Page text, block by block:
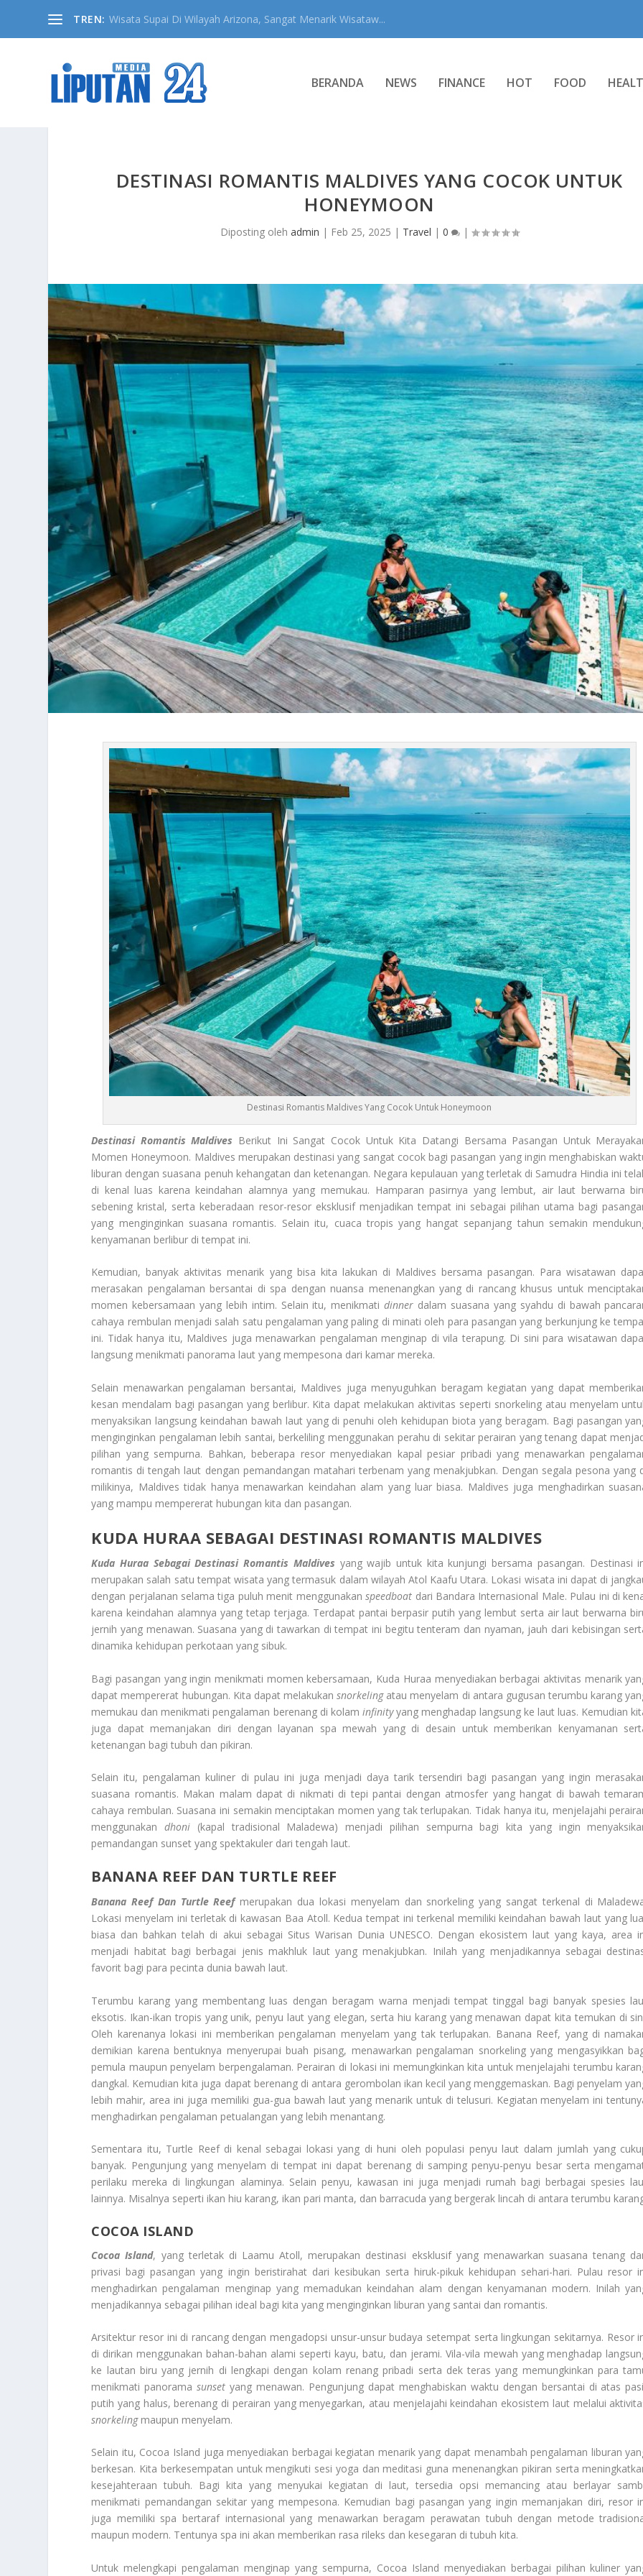
TREN: Wisata Supai Di Wilayah Arizona, Sangat Menarik Wisataw...
BERANDA NEWS FINANCE HOT FOOD
DESTINASI ROMANTIS MALDIVES YANG COCOK UNTUK
HONEYMOON
Diposting oleh admin | Feb 25, 2025 | Travel | 0 |
Destinasi Romantis Maldives Yang Cocok Untuk Honeymoon
Destinasi Romantis Maldives Berikut Ini Sangat Cocok Untuk Kita Datangi Bersama Pasangan Untuk
Momen Honeymoon. Maldives merupakan destinasi yang sangat cocok bagi pasangan yang ingin menghabiskan
liburan dengan suasana penuh kehangatan dan ketenangan. Negara kepulauan yang terletak di Samudra Hindia ini
di kenal luas karena keindahan alamnya yang memukau. Hamparan pasirnya yang lembut, air laut berwarna
sebening kristal, serta keberadaan resor-resor eksklusif menjadikan tempat ini sebagai pilihan utama bagi
yang menginginkan suasana romantis. Selain itu, cuaca tropis yang hangat sepanjang tahun semakin
kenyamanan berlibur di tempat ini.
Kemudian, banyak aktivitas menarik yang bisa kita lakukan di Maldives bersama pasangan. Para wisatawan
merasakan pengalaman bersantai di spa dengan nuansa menenangkan yang di rancang khusus untuk
momen kebersamaan yang lebih intim. Selain itu, menikmatidinner dalam suasana yang syahdu di bawah
cahaya rembulan menjadi salah satu pengalaman yang paling di minati oleh para pasangan yang berkunjung ke
ini. Tidak hanya itu, Maldives juga menawarkan pengalaman menginap di vila terapung. Di sini para wisatawan
langsung menikmati panorama laut yang mempesona dari kamar mereka.
Selain menawarkan pengalaman bersantai, Maldives juga menyuguhkan beragam kegiatan yang dapat
kesan mendalam bagi pasangan yang berlibur. Kita dapat melakukan aktivitas seperti snorkeling atau menyelam
menyaksikan langsung keindahan bawah laut yang di penuhi oleh kehidupan biota yang beragam. Bagi pasangan
menginginkan pengalaman lebih santai, berkeliling menggunakan perahu di sekitar perairan yang tenang dapat
pilihan yang sempurna. Bahkan, beberapa resor menyediakan kapal pesiar pribadi yang menawarkan
romantis di tengah laut dengan pemandangan matahari terbenam yang menakjubkan. Dengan segala pesona yang
milikinya, Maldives tidak hanya menawarkan keindahan alam yang luar biasa. Maldives juga menghadirkan
yang mampu mempererat hubungan kita dan pasangan.
KUDA HURAA SEBAGAI DESTINASI ROMANTIS MALDIVES
Kuda Huraa Sebagai Destinasi Romantis Maldives yang wajib untuk kita kunjungi bersama pasangan. Destinasi
merupakan salah satu tempat wisata yang termasuk dalam wilayah Atol Kaafu Utara. Lokasi wisata ini dapat di
dengan perjalanan selama tiga puluh menit menggunakanspeedboat dari Bandara Internasional Male. Pulau ini di
karena keindahan alamnya yang tetap terjaga. Terdapat pantai berpasir putih yang lembut serta air laut berwarna
jernih yang menawan. Suasana yang di tawarkan di tempat ini begitu tenteram dan nyaman, jauh dari kebisingan
dinamika kehidupan perkotaan yang sibuk.
Bagi pasangan yang ingin menikmati momen kebersamaan, Kuda Huraa menyediakan berbagai aktivitas menarik
dapat mempererat hubungan. Kita dapat melakukansnorkelingatau menyelam di antara gugusan terumbu karang
memukau dan menikmati pengalaman berenang di kolam infinityyang menghadap langsung ke laut luas. Kemudian
juga dapat memanjakan diri dengan layanan spa mewah yang di desain untuk memberikan kenyamanan
ketenangan bagi tubuh dan pikiran.
Selain itu, pengalaman kuliner di pulau ini juga menjadi daya tarik tersendiri bagi pasangan yang ingin
suasana romantis. Makan malam dapat di nikmati di tepi pantai dengan atmosfer yang hangat di bawah
cahaya rembulan. Suasana ini semakin menciptakan momen yang tak terlupakan. Tidak hanya itu, menjelajahi
menggunakan dhoni(kapal tradisional Maladewa) menjadi pilihan sempurna bagi kita yang ingin
pemandangan sunset yang spektakuler dari tengah laut.
BANANA REEF DAN TURTLE REEF
Banana Reef Dan Turtle Reefmerupakan dua lokasi menyelam dan snorkeling yang sangat terkenal di
Lokasi menyelam ini terletak di kawasan Baa Atoll. Kedua tempat ini terkenal memiliki keindahan bawah laut yang
biasa dan bahkan telah di akui sebagai Situs Warisan Dunia UNESCO. Dengan ekosistem laut yang kaya, area
menjadi habitat bagi berbagai jenis makhluk laut yang menakjubkan. Inilah yang menjadikannya sebagai
favorit bagi para pecinta dunia bawah laut.
Terumbu karang yang membentang luas dengan beragam warna menjadi tempat tinggal bagi banyak spesies
eksotis. Ikan-ikan tropis yang unik, penyu laut yang elegan, serta hiu karang yang menawan dapat kita temukan di
Oleh karenanya lokasi ini memberikan pengalaman menyelam yang tak terlupakan. Banana Reef, yang di
demikian karena bentuknya menyerupai buah pisang, menawarkan pengalaman snorkeling yang mengasyikkan
pemula maupun penyelam berpengalaman. Perairan di lokasi ini memungkinkan kita untuk menjelajahi terumbu
dangkal. Kemudian kita juga dapat berenang di antara gerombolan ikan kecil yang menggemaskan. Bagi penyelam
lebih mahir, area ini juga memiliki gua-gua bawah laut yang menarik untuk di telusuri. Kegiatan menyelam ini
menghadirkan pengalaman petualangan yang lebih menantang.
Sementara itu, Turtle Reef di kenal sebagai lokasi yang di huni oleh populasi penyu laut dalam jumlah yang
banyak. Pengunjung yang menyelam di tempat ini dapat berenang di samping penyu-penyu besar serta
perilaku mereka di lingkungan alaminya. Selain penyu, kawasan ini juga menjadi rumah bagi berbagai spesies
lainnya. Misalnya seperti ikan hiu karang, ikan pari manta, dan barracuda yang bergerak lincah di antara terumbu
COCOA ISLAND
Cocoa Island, yang terletak di Laamu Atoll, merupakan destinasi eksklusif yang menawarkan suasana tenang
privasi bagi pasangan yang ingin beristirahat dari kesibukan serta hiruk-pikuk kehidupan sehari-hari. Pulau resor
menghadirkan pengalaman menginap yang memadukan keindahan alam dengan kenyamanan modern. Inilah
menjadikannya sebagai pilihan ideal bagi kita yang menginginkan liburan yang santai dan romantis.
Arsitektur resor ini di rancang dengan mengadopsi unsur-unsur budaya setempat serta lingkungan sekitarnya. Resor
di dirikan menggunakan bahan-bahan alami seperti kayu, batu, dan jerami. Vila-vila mewah yang menghadap
ke lautan biru yang jernih di lengkapi dengan kolam renang pribadi serta dek teras yang memungkinkan para
menikmati panoramasunset yang menawan. Pengunjung dapat menghabiskan waktu dengan bersantai di atas
putih yang halus, berenang di perairan yang menyegarkan, atau menjelajahi keindahan ekosistem laut melalui
snorkelingmaupun menyelam.
Selain itu, Cocoa Island juga menyediakan berbagai kegiatan menarik yang dapat menambah pengalaman liburan
berkesan. Kita berkesempatan untuk mengikuti sesi yoga dan meditasi guna menenangkan pikiran serta
kesejahteraan tubuh. Bagi kita yang menyukai kegiatan di laut, tersedia opsi memancing atau berlayar
menikmati pemandangan sekitar yang mempesona. Kemudian bagi pasangan yang ingin memanjakan diri, resor
juga memiliki spa bertaraf internasional yang menawarkan beragam perawatan tubuh dengan metode
maupun modern. Tentunya spa ini akan memberikan rasa rileks dan kesegaran di tubuh kita.
Untuk melengkapi pengalaman menginap yang sempurna, Cocoa Island menyediakan berbagai pilihan kuliner